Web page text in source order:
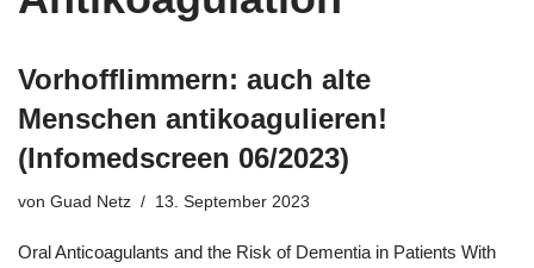
Vorhofflimmern: auch alte
Menschen antikoagulieren!
(Infomedscreen 06/2023)
von Guad Netz 13. September 2023
Oral Anticoagulants and the Risk of Dementia in Patients With